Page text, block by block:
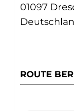
01097
ROUTE